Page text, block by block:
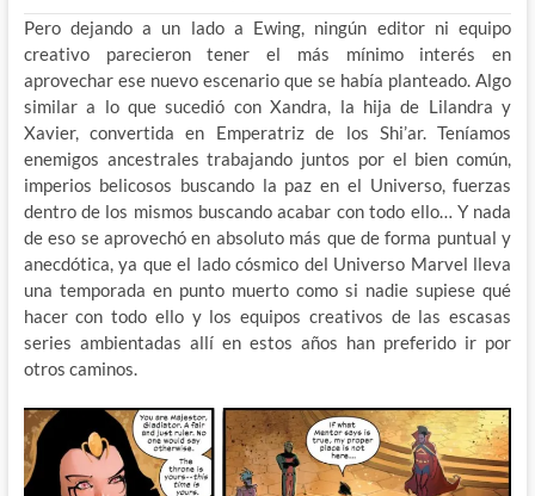
Pero dejando a un lado a Ewing, ningún editor ni equipo
creativo parecieron tener el más mínimo interés en
aprovechar ese nuevo escenario que se había planteado. Algo
similar a lo que sucedió con Xandra, la hija de Lilandra y
Xavier, convertida en Emperatriz de los Shi’ar. Teníamos
enemigos ancestrales trabajando juntos por el bien común,
imperios belicosos buscando la paz en el Universo, fuerzas
dentro de los mismos buscando acabar con todo ello… Y nada
de eso se aprovechó en absoluto más que de forma puntual y
anecdótica, ya que el lado cósmico del Universo Marvel lleva
una temporada en punto muerto como si nadie supiese qué
hacer con todo ello y los equipos creativos de las escasas
series ambientadas allí en estos años han preferido ir por
otros caminos.